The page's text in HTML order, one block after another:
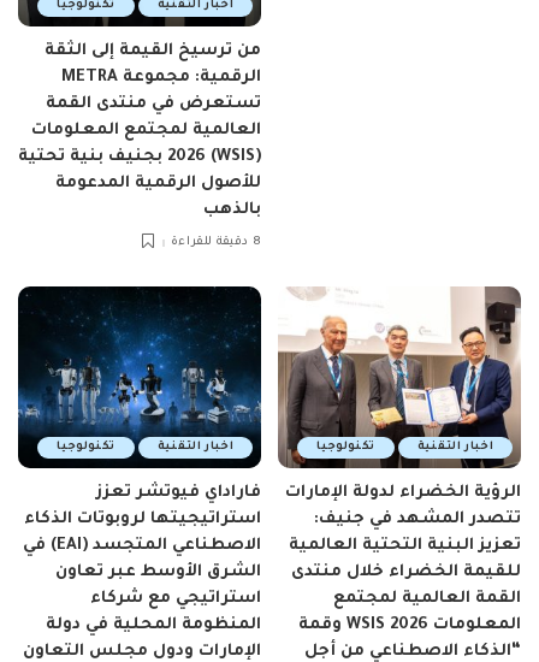
اخبار التقنية تكنولوجيا
من ترسيخ القيمة إلى الثقة
الرقمية: مجموعة METRA
تستعرض في منتدى القمة
العالمية لمجتمع المعلومات
(WSIS) 2026 بجنيف بنية تحتية
للأصول الرقمية المدعومة
بالذهب
8 دقيقة للقراءة
اخبار التقنية تكنولوجيا
الرؤية الخضراء لدولة الإمارات
تتصدر المشهد في جنيف:
تعزيز البنية التحتية العالمية
للقيمة الخضراء خلال منتدى
القمة العالمية لمجتمع
المعلومات WSIS 2026 وقمة
“الذكاء الاصطناعي من أجل
اخبار التقنية تكنولوجيا
فاراداي فيوتشر تعزز
استراتيجيتها لروبوتات الذكاء
الاصطناعي المتجسد (EAI) في
الشرق الأوسط عبر تعاون
استراتيجي مع شركاء
المنظومة المحلية في دولة
الإمارات ودول مجلس التعاون